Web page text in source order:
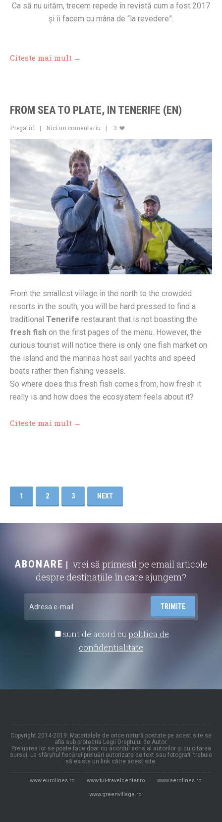
Ca să nu uităm, trecem repede în revistă cum a fost 2017
și îi facem cu mâna de “la revedere”.
Citeste mai mult →
FROM SEA TO PLATE, IN TENERIFE (EN)
Pregatiri Nici un comentariu 3
From the smallest village in the north to the crowded
resorts in the south, you will be hard pressed to find a
traditional Tenerife restaurant that is not boasting the
fresh fish on the first pages of the menu. However, the
curious tourist will notice there is only one fish market on
the island and the marinas host sail yachts and speed
boats rather then fishing vessels.
So where does this fresh fish comes from, how fresh it
really is and how does the ecosystem feels about it?
Citeste mai mult →
1 2 3 NEXT
ABONARE
vrei să primești pe email articole
despre destinațiile în care ajungem?
sunt de acord cu politica de
confidentialitate
Copyright 2014-2019: Materialele de orice natură postate pe acest site se
află sub protecția Legii Dreptului de Autor.
Preluarea lor se poate face doar cu acordul scris al autorilor și cu citarea
sursei. La sfârșitul fiecărei preluări autorizate de text sau fotografii trebuie
să existe un link către acest site.
www.eurolines.ro www.tui-travelcenter.ro www.aerolines.ro
www.greenvillage.ro